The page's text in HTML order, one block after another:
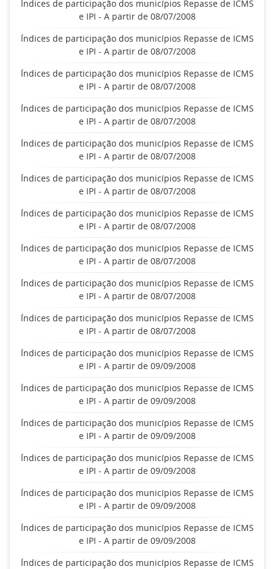
Índices de participação dos municípios Repasse de ICMS
e IPI - A partir de 08/07/2008
Índices de participação dos municípios Repasse de ICMS
e IPI - A partir de 08/07/2008
Índices de participação dos municípios Repasse de ICMS
e IPI - A partir de 08/07/2008
Índices de participação dos municípios Repasse de ICMS
e IPI - A partir de 08/07/2008
Índices de participação dos municípios Repasse de ICMS
e IPI - A partir de 08/07/2008
Índices de participação dos municípios Repasse de ICMS
e IPI - A partir de 08/07/2008
Índices de participação dos municípios Repasse de ICMS
e IPI - A partir de 08/07/2008
Índices de participação dos municípios Repasse de ICMS
e IPI - A partir de 08/07/2008
Índices de participação dos municípios Repasse de ICMS
e IPI - A partir de 08/07/2008
Índices de participação dos municípios Repasse de ICMS
e IPI - A partir de 08/07/2008
Índices de participação dos municípios Repasse de ICMS
e IPI - A partir de 09/09/2008
Índices de participação dos municípios Repasse de ICMS
e IPI - A partir de 09/09/2008
Índices de participação dos municípios Repasse de ICMS
e IPI - A partir de 09/09/2008
Índices de participação dos municípios Repasse de ICMS
e IPI - A partir de 09/09/2008
Índices de participação dos municípios Repasse de ICMS
e IPI - A partir de 09/09/2008
Índices de participação dos municípios Repasse de ICMS
e IPI - A partir de 09/09/2008
Índices de participação dos municípios Repasse de ICMS